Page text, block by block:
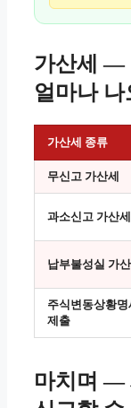
가산세 —
얼마나 나
가산세 종류
무신고 가산세
과소신고 가산세
납부불성실 가산
주식변동상황명
제출
마치며 —